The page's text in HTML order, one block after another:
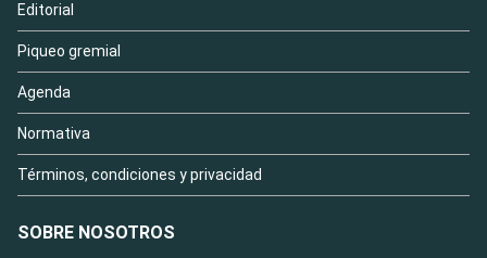
Editorial
Piqueo gremial
Agenda
Normativa
Términos, condiciones y privacidad
SOBRE NOSOTROS